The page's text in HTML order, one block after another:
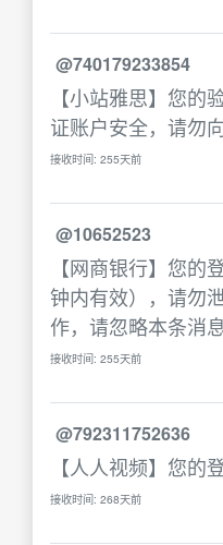
@740179233854
【小站雅思】您的
证账户安全，请勿
接收时间: 255天前
@10652523
【网商银行】您的
钟内有效），请勿
作，请忽略本条消息
接收时间: 255天前
@792311752636
【人人视频】您的
接收时间: 268天前